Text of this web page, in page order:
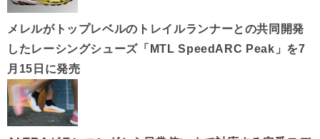
メレルがトップレベルのトレイルランナーとの共同開発
したレーシングシューズ「MTL SpeedARC Peak」を7
月15日に発売